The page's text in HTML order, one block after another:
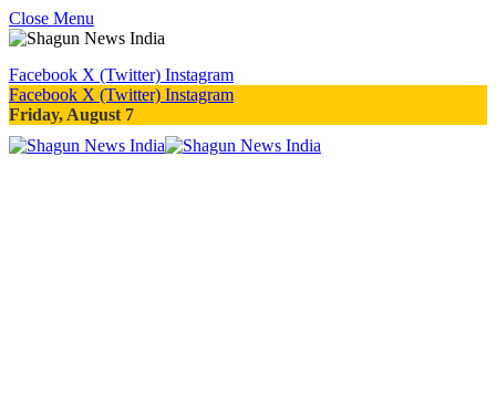
Close Menu
Facebook X (Twitter) Instagram
Facebook X (Twitter) Instagram
Friday, August 7